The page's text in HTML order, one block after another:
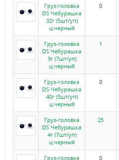
Груз-головка
DS Чебурашка
32г (5шт/уп)
ц:черный
0
Груз-головка
DS Чебурашка
3г (7шт/уп)
ц:черный
1
Груз-головка
DS Чебурашка
40г (5шт/уп)
ц:черный
0
Груз-головка
DS Чебурашка
4г (7шт/уп)
ц:черный
25
Груз-головка
0